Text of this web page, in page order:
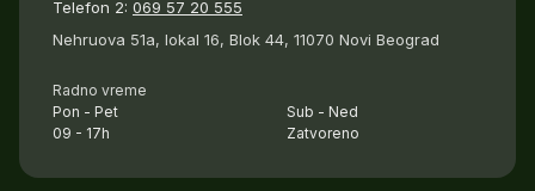
Telefon 2: 069 57 20 555
Nehruova 51a, lokal 16, Blok 44, 11070 Novi Beograd
Radno vreme
Pon - Pet
09 - 17h
Sub - Ned
Zatvoreno